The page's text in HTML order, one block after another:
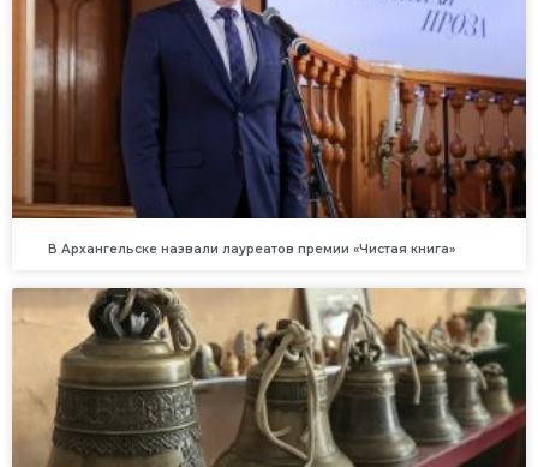
В Архангельске назвали лауреатов премии «Чистая книга»